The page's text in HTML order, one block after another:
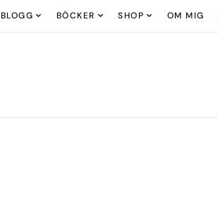
BLOGG BÖCKER SHOP OM MIG